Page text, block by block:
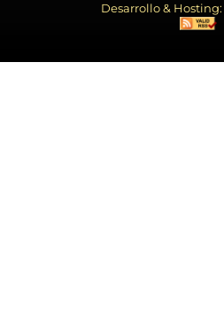
Desarrollo &